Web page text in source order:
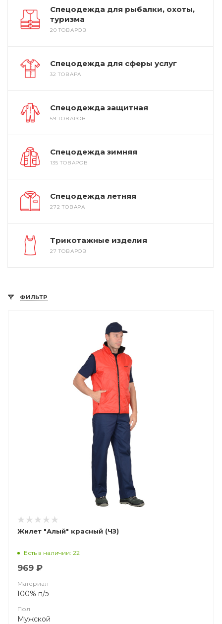
Спецодежда для рыбалки, охоты,
туризма
20 ТОВАРОВ
Спецодежда для сферы услуг
32 ТОВАРА
Спецодежда защитная
59 ТОВАРОВ
Спецодежда зимняя
135 ТОВАРОВ
Спецодежда летняя
272 ТОВАРА
Трикотажные изделия
27 ТОВАРОВ
ФИЛЬТР
Жилет "Алый" красный (ЧЗ)
Есть в наличии: 22
969 ₽
Материал
100% п/э
Пол
Мужской